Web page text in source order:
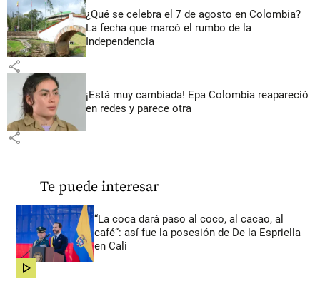
¿Qué se celebra el 7 de agosto en Colombia?
La fecha que marcó el rumbo de la
Independencia
share
¡Está muy cambiada! Epa Colombia reapareció
en redes y parece otra
share
Te puede interesar
“La coca dará paso al coco, al cacao, al
café”: así fue la posesión de De la Espriella
en Cali
share